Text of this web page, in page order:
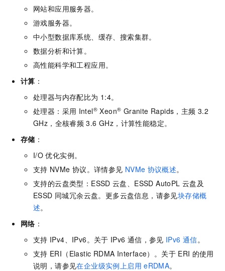
网站和应用服务器。
游戏服务器。
中小型数据库系统、缓存、搜索集群。
数据分析和计算。
高性能科学和工程应用。
计算 ：
处理器与内存配比为 1:4。
处理器：采用 Intel® Xeon® Granite Rapids，主频 3.2
GHz，全核睿频 3.6 GHz，计算性能稳定。
存储 ：
I/O 优化实例。
支持 NVMe 协议。详情参见 NVMe 协议概述。
支持的云盘类型：ESSD 云盘、ESSD AutoPL 云盘及
ESSD 同城冗余云盘。更多云盘信息，请参见块存储概
述。
网络 ：
支持 IPv4、IPv6。关于 IPv6 通信，参见 IPv6 通信。
支持 ERI（Elastic RDMA Interface）。关于 ERI 的使用
说明，请参见在企业级实例上启用 eRDMA。